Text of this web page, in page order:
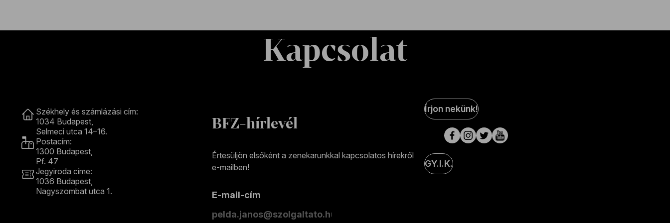
Kapcsolat
Székhely és számlázási cím:
1034 Budapest,
Selmeci utca 14–16.
Postacím:
1300 Budapest,
Pf. 47
Jegyiroda címe:
1036 Budapest,
Nagyszombat utca 1.
BFZ-hírlevél
Értesüljön elsőként a zenekarunkkal kapcsolatos hírekről
e-mailben!
E-mail-cím
Social
Media
oldalak
Írjon nekünk!
GY.I.K.